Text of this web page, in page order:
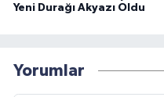
Yeni Durağı Akyazı Oldu
Yorumlar